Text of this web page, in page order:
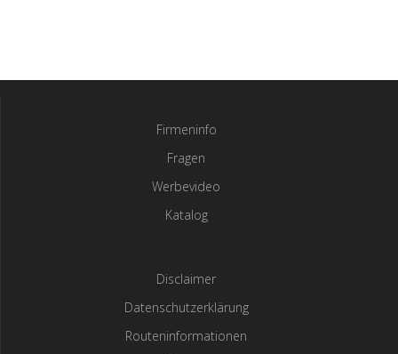
Firmeninfo
Fragen
Werbevideo
Katalog
Disclaimer
Datenschutzerklärung
Routeninformationen